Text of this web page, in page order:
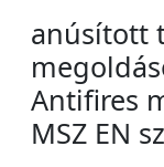
anúsított
Antifires
MSZ EN